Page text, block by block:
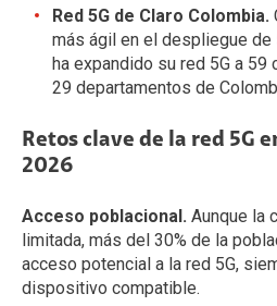
Red 5G de Claro Colombia.
más ágil en el despliegue de
ha expandido su red 5G a
29 departamentos de
Retos clave de la red 5G
2026
Acceso poblacional. Aunque la
limitada, más del 30% de la
acceso potencial a la red 5G,
dispositivo compatible.